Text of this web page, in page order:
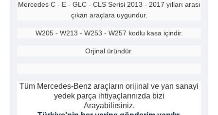
Mercedes C - E - GLC - CLS Serisi 2013 - 2017 yılları arası
çıkan araçlara uygundur.
W205 - W213 - W253 - W257 kodlu kasa içindir.
Orjinal üründür.
Tüm Mercedes-Benz araçların orijinal ve yan sanayi
yedek parça ihtiyaçlarınızda bizi
Arayabilirsiniz,